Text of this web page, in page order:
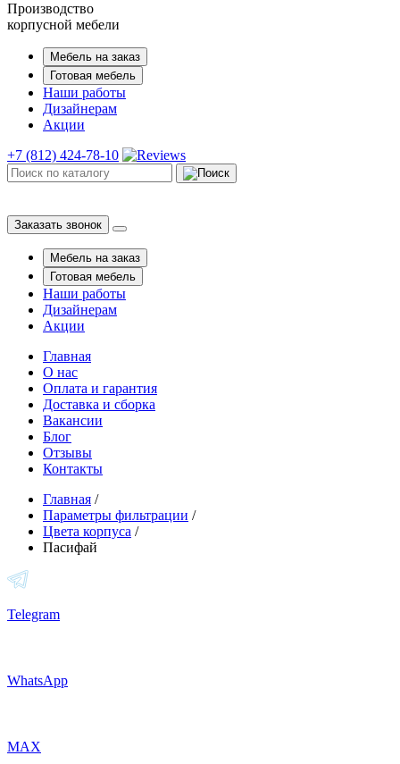
Производство
корпусной мебели
Мебель на заказ
Готовая мебель
Наши работы
Дизайнерам
Акции
+7 (812) 424-78-10
Заказать звонок
Мебель на заказ
Готовая мебель
Наши работы
Дизайнерам
Акции
Главная
О нас
Оплата и гарантия
Доставка и сборка
Вакансии
Блог
Отзывы
Контакты
Главная /
Параметры фильтрации /
Цвета корпуса /
Пасифай
Telegram
WhatsApp
MAX